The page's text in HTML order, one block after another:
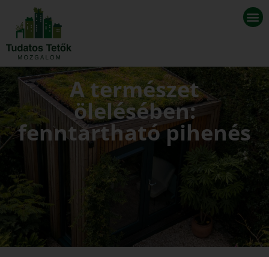
A természet
ölelésében:
fenntartható pihenés